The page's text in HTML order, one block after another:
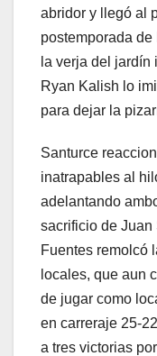
abridor y llegó al
postemporada
la verja del jardín
Ryan Kalish lo
para dejar la
Santurce
inatrapables al
adelantando
sacrificio de Juan
Fuentes remolcó
locales, que aun
de jugar como
en carreraje 25-
a tres victorias